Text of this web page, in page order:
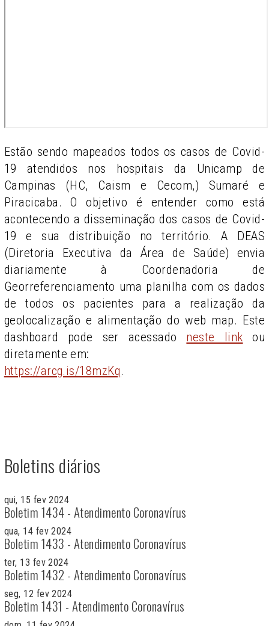
Estão sendo mapeados todos os casos de Covid-
19 atendidos nos hospitais da Unicamp de
Campinas (HC, Caism e Cecom,) Sumaré e
Piracicaba. O objetivo é entender como está
acontecendo a disseminação dos casos de Covid-
19 e sua distribuição no território. A DEAS
(Diretoria Executiva da Área de Saúde) envia
diariamente à Coordenadoria de
Georreferenciamento uma planilha com os dados
de todos os pacientes para a realização da
geolocalização e alimentação do web map. Este
dashboard pode ser acessado neste link ou
diretamente em:
https://arcg.is/18mzKq.
Boletins diários
qui, 15 fev 2024
Boletim 1434 - Atendimento Coronavírus
qua, 14 fev 2024
Boletim 1433 - Atendimento Coronavírus
ter, 13 fev 2024
Boletim 1432 - Atendimento Coronavírus
seg, 12 fev 2024
Boletim 1431 - Atendimento Coronavírus